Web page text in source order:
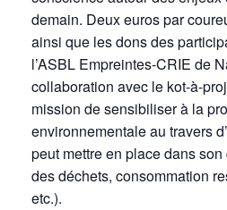
demain. Deux euros par
ainsi que les dons des
l’ASBL Empreintes-CRIE de
collaboration avec le kot-à-
mission de sensibiliser à la
environnementale au travers
peut mettre en place dans
des déchets, consommation
etc.).